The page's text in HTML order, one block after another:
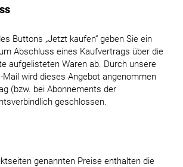
Buttons „Jetzt kaufen“ geben Sie ein
Abschluss eines Kaufvertrags über die
aufgelisteten Waren ab. Durch unsere
Mail wird dieses Angebot angenommen
(bzw. bei Abonnements der
geschlossen.
genannten Preise enthalten die